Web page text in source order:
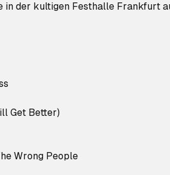
in der kultigen Festhalle Frankfurt
Get Better)
Wrong People